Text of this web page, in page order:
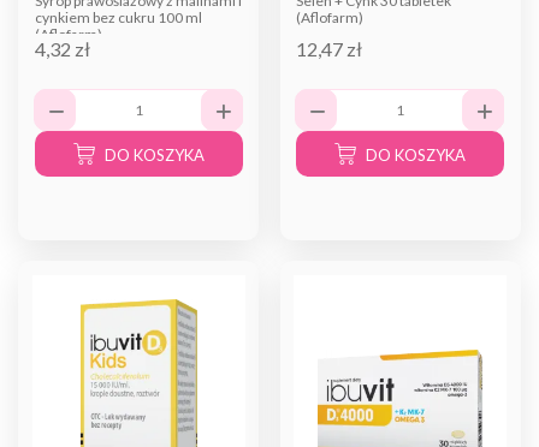
cynkiem bez cukru 100 ml
(Aflofarm)
4,32 zł
DO KOSZYKA
(Aflofarm)
12,47 zł
DO KOSZYKA